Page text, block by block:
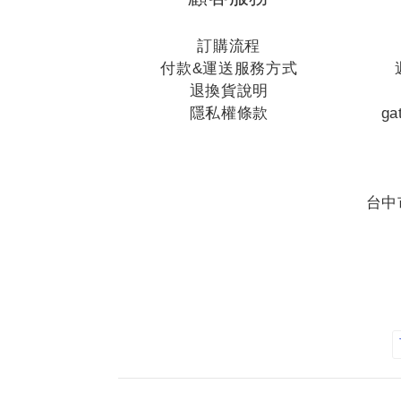
訂購流程
付款&運送服務方式
退換貨說明
隱私權條款
台